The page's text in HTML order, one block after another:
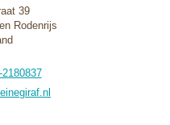
39
Rodenrijs